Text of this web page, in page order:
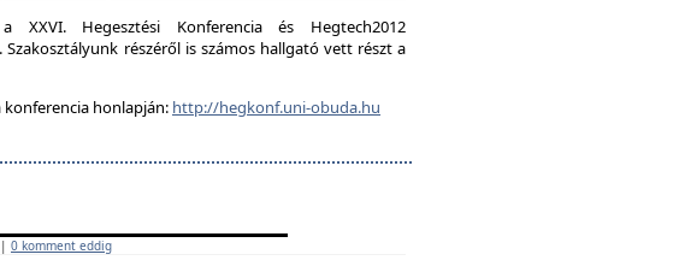
Hegesztési Konferencia és Hegtech2012
részéről is számos hallgató vett részt a
konferencia honlapján: http://hegkonf.uni-obuda.hu
| 0 komment eddig